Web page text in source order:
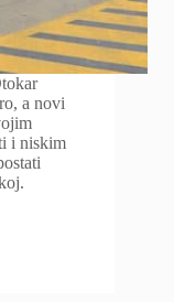
a novi
i niskim